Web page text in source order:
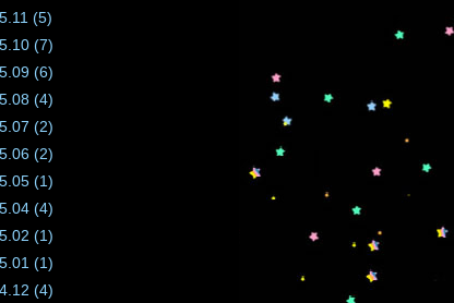
(5)
(7)
(6)
(4)
(2)
(2)
(1)
(4)
(1)
(1)
(4)